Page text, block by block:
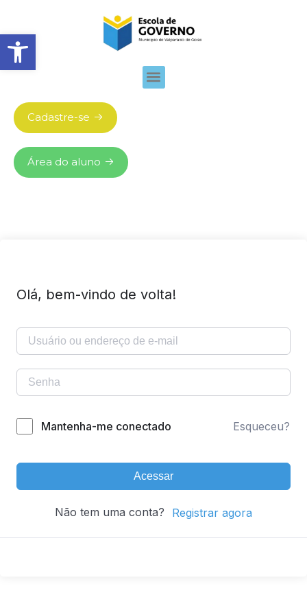
Abrir barra de ferramentas
Cadastre-se
Área do aluno
Olá, bem-vindo de volta!
Mantenha-me conectado Esqueceu?
Acessar
Não tem uma conta? Registrar agora